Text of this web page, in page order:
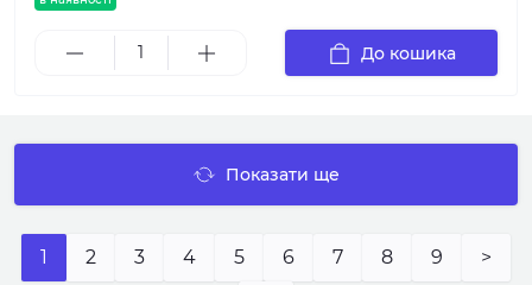
До кошика
Показати ще
1 2 3 4 5 6 7 8 9 >